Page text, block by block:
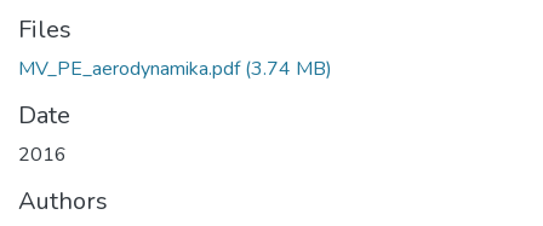
Files
MV_PE_aerodynamika.pdf(3.74 MB)
Date
2016
Authors